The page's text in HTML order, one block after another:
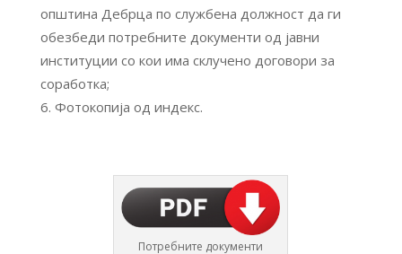
општина Дебрца по службена должност да ги
обезбеди потребните документи од јавни
институции со кои има склучено договори за
соработка;
Фотокопија од индекс.
Потребните документи